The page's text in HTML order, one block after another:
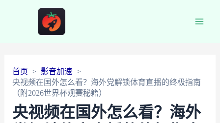
首页
影音加速
央视频在国外怎么看？海外党解锁体育直播的终极指南
（附2026世界杯观赛秘籍）
央视频在国外怎么看？海外